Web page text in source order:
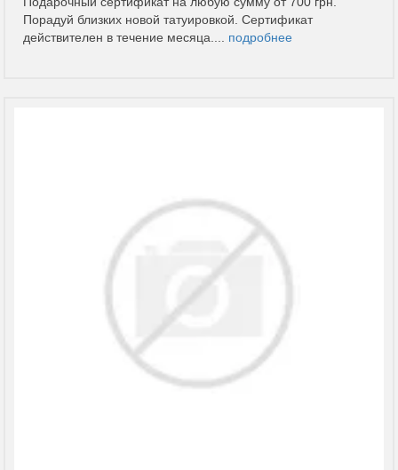
Порадуй близких новой татуировкой. Сертификат
действителен в течение месяца.... подробнее